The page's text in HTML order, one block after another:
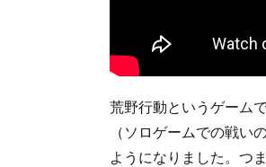
荒野行動というゲーム
（ソロゲームでの戦い
ようになりました。つ